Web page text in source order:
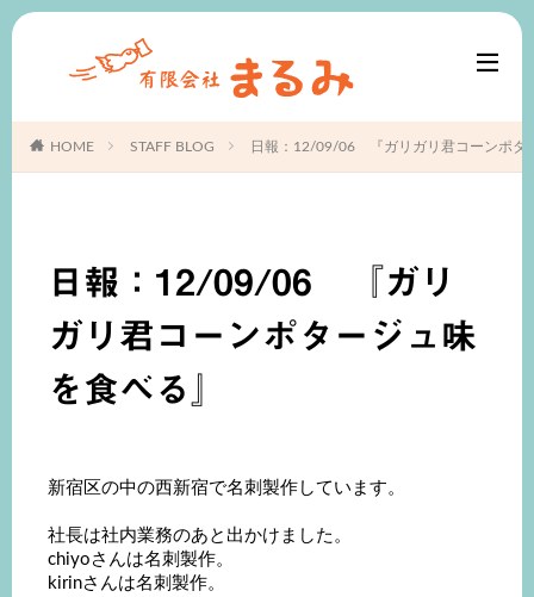
HOME STAFF BLOG 日報：12/09/06 『ガリガリ君コーンポタ
日報：12/09/06 『ガリ
ガリ君コーンポタージュ味
を食べる』
新宿区の中の西新宿で名刺製作しています。
社長は社内業務のあと出かけました。
chiyoさんは名刺製作。
kirinさんは名刺製作。